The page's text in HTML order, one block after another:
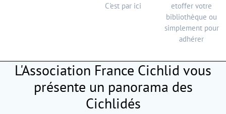
C'est par ici
etoffer votre
bibliothèque ou
simplement pour
adhérer
L'Association France Cichlid vous
présente un panorama des
Cichlidés